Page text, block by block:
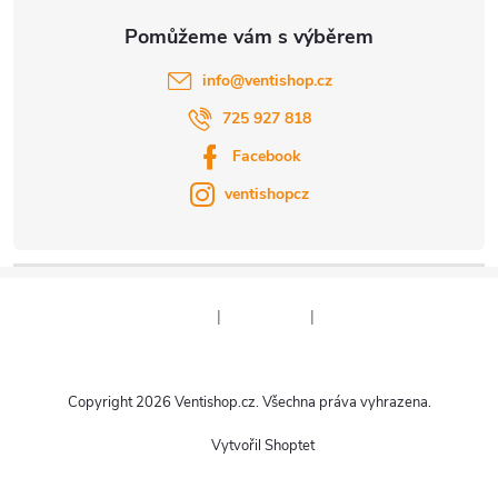
info@ventishop.cz
725 927 818
Facebook
ventishopcz
| |
Vytvořil Shoptet
Copyright 2026 Ventishop.cz. Všechna práva vyhrazena.